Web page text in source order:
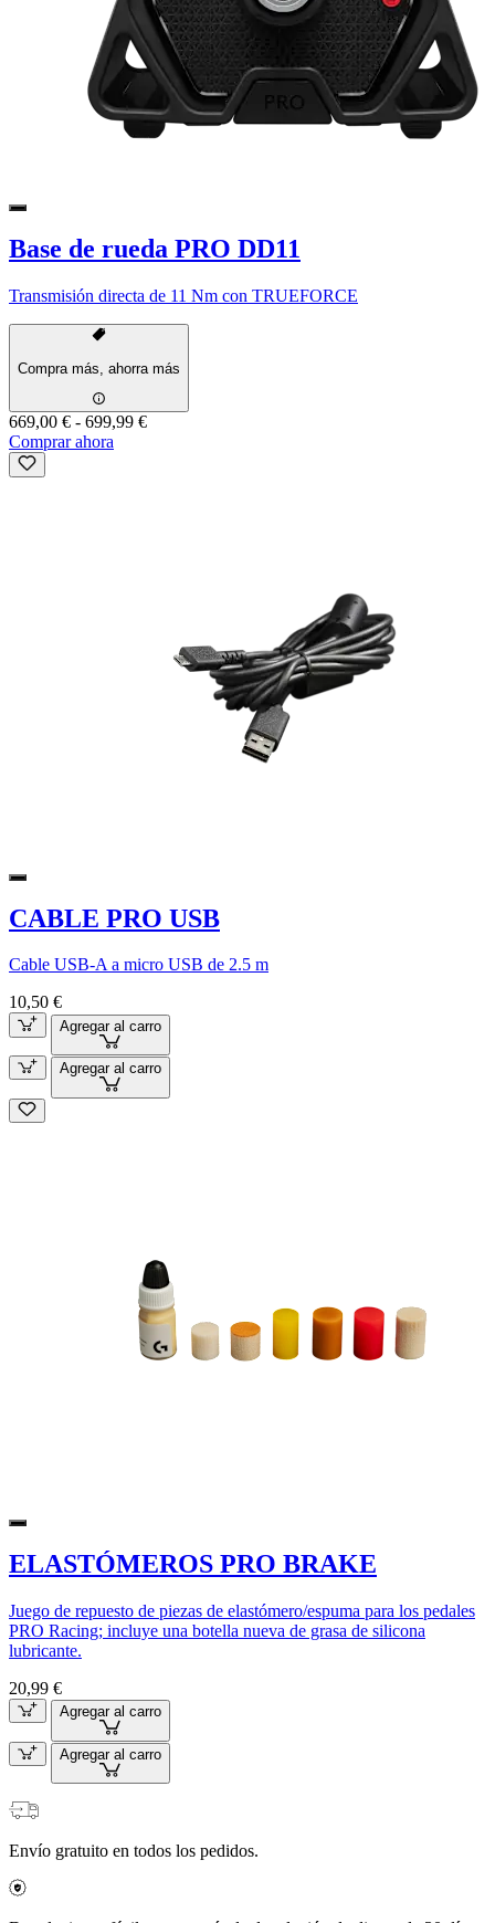
Base de rueda PRO DD11
Transmisión directa de 11 Nm con TRUEFORCE
Compra más, ahorra más
669,00 € - 699,99 €
Comprar ahora
CABLE PRO USB
Cable USB-A a micro USB de 2.5 m
10,50 €
Agregar al carro
Agregar al carro
ELASTÓMEROS PRO BRAKE
Juego de repuesto de piezas de elastómero/espuma para los pedales
PRO Racing; incluye una botella nueva de grasa de silicona
lubricante.
20,99 €
Agregar al carro
Agregar al carro
Envío gratuito en todos los pedidos.